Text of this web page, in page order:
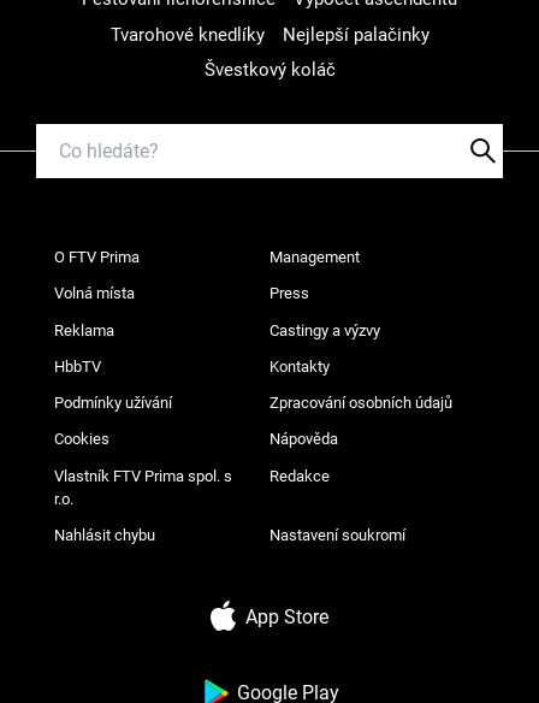
Tvarohové knedlíky
Nejlepší palačinky
Švestkový koláč
O FTV Prima Management
Volná místa Press
Reklama Castingy a výzvy
HbbTV Kontakty
Podmínky užívání Zpracování osobních údajů
Cookies Nápověda
Vlastník FTV Prima spol. s
r.o.
Redakce
Nahlásit chybu Nastavení soukromí
App Store
Google Play